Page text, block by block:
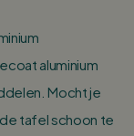
aluminium
Mocht je
tafel schoon te